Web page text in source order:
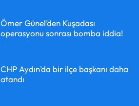
Ömer Günel’den Kuşadası
operasyonu sonrası bomba iddia!
CHP Aydın’da bir ilçe başkanı daha
atandı